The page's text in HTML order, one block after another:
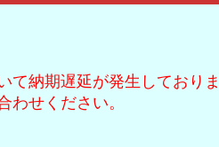
て納期遅延が発生しており
わせください。